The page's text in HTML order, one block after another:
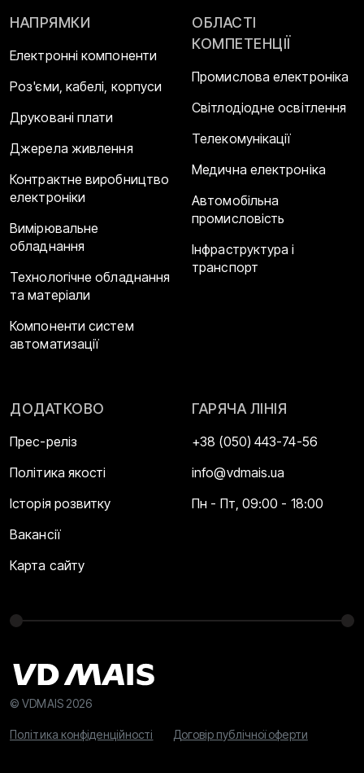
НАПРЯМКИ
Електронні компоненти
Роз'єми, кабелі, корпуси
Друковані плати
Джерела живлення
Контрактне виробництво
електроніки
Вимірювальне
обладнання
Технологічне обладнання
та матеріали
Компоненти систем
автоматизації
ОБЛАСТІ
КОМПЕТЕНЦІЇ
Промислова електроніка
Світлодіодне освітлення
Телекомунікації
Медична електроніка
Автомобільна
промисловість
Інфраструктура і
транспорт
ДОДАТКОВО
Прес-реліз
Політика якості
Історія розвитку
Вакансії
Карта сайту
ГАРЯЧА ЛІНІЯ
+38 (050) 443-74-56
info@vdmais.ua
Пн - Пт, 09:00 - 18:00
© VDMAIS 2026
Політика конфіденційності Договір публічної оферти